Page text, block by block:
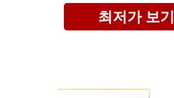
최저가 보기